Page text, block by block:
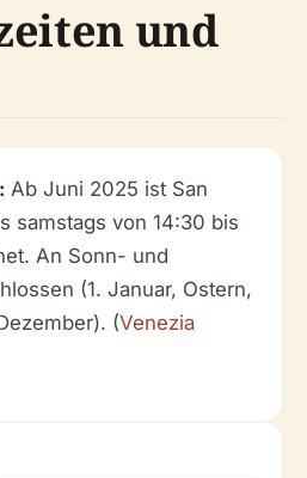
und
Ab Juni 2025 ist San
samstags von 14:30 bis
An Sonn- und
(1. Januar, Ostern,
(Venezia